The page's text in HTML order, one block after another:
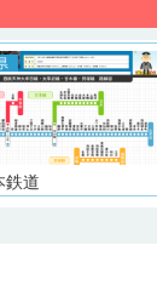
大阪府